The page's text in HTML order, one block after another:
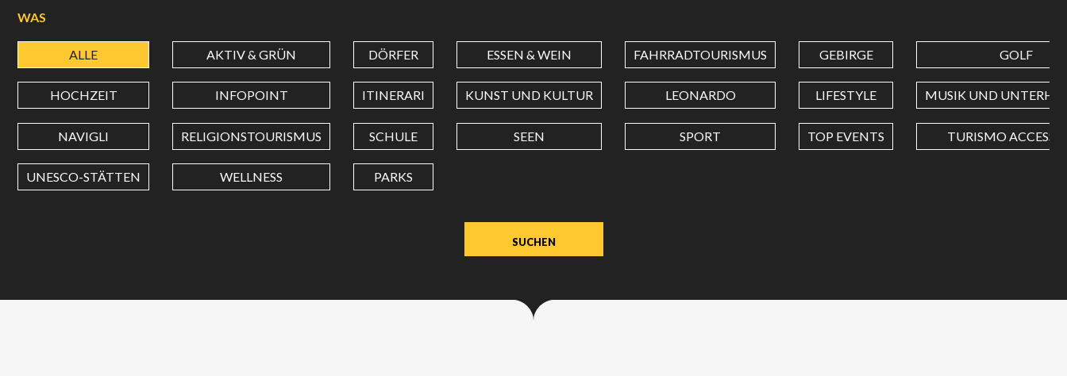
BREITENGRAD
LÄNGENGRAD
Dezimalgrad.
Dezimalzeichen
WAS
ALLE AKTIV & GRÜN DÖRFER ESSEN & WEIN FAHRRADTOURISMUS GEBIRGE GOLF
HOCHZEIT INFOPOINT ITINERARI KUNST UND KULTUR LEONARDO LIFESTYLE MUSIK UND
NAVIGLI RELIGIONSTOURISMUS SCHULE SEEN SPORT TOP EVENTS TURISMO
UNESCO-STÄTTEN WELLNESS PARKS